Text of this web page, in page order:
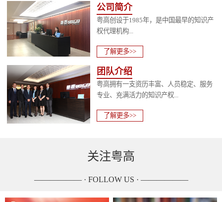
公司简介
粤高创设于1985年，是中国最早的知识产
权代理机构...
了解更多>>
团队介绍
粤高拥有一支资历丰富、人员稳定、服务
专业、充满活力的知识产权...
了解更多>>
关注粤高
—————— · FOLLOW US · ——————